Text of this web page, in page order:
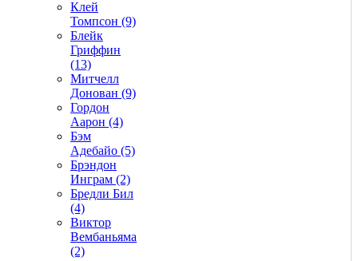
Клей
Томпсон (9)
Блейк
Гриффин
(13)
Митчелл
Донован (9)
Гордон
Аарон (4)
Бэм
Адебайо (5)
Брэндон
Инграм (2)
Бредли Бил
(4)
Виктор
Вембаньяма
(2)